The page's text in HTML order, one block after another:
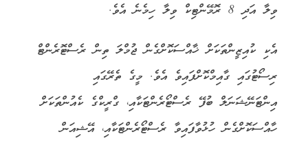
ވިލާ އަދި 8 ރޮމޭންޓިކް ވިލާ ހިމެނެ އެވެ.
އެކި ކުއިޒީންތަކަށް ޚާއްސަކޮށްގެން ޖުމްލަ ތިން ރެސްޓޮރެންޓް
ރިސޯޓުގައި ގާއިމްކޮށްފައިވެ އެވެ. މީގެ ތެރޭގައި
އިންޓަނޭޝަނަލް ބުފޭ ރެސްޓޯރެންޓަކާއި، ގްރީކްގެ ކެއުންތަކަށް
ހާއްސަކޮށްގެން ހުޅުވާފައިވާ ރެސްޓޯރެންޓަކާއި، އޭޝިއަން